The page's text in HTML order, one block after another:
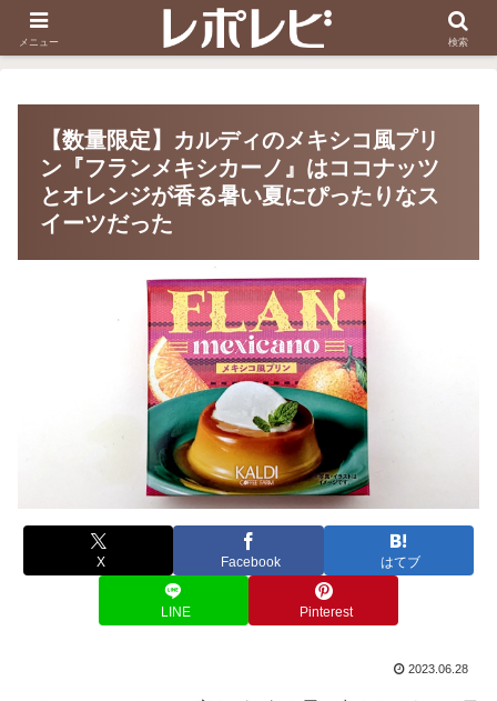
スヌーピー刺しゅう ダイソー知恵の輪
【数量限定】カルディのメキシコ風プリ
ン『フランメキシカーノ』はココナッツ
とオレンジが香る暑い夏にぴったりなス
イーツだった
X Facebook はてブ
LINE Pinterest
2023.06.28
メニュー 検索